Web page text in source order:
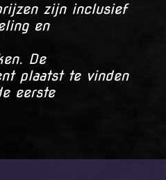
zijn inclusief
en
De
plaatst te vinden
eerste